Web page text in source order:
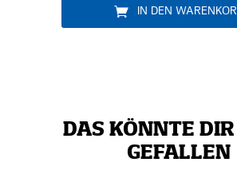
DAS KÖNNTE
GEFALLEN